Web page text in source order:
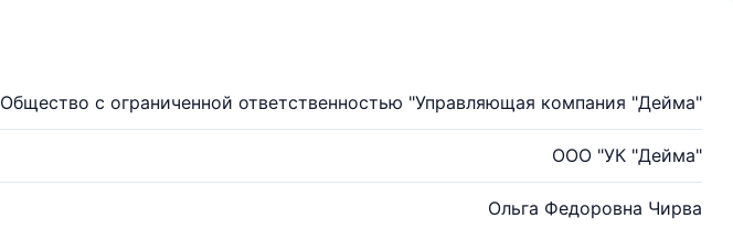
Общество с ограниченной ответственностью "Управляющая компания "Дейма"
ООО "УК "Дейма"
Ольга Федоровна Чирва